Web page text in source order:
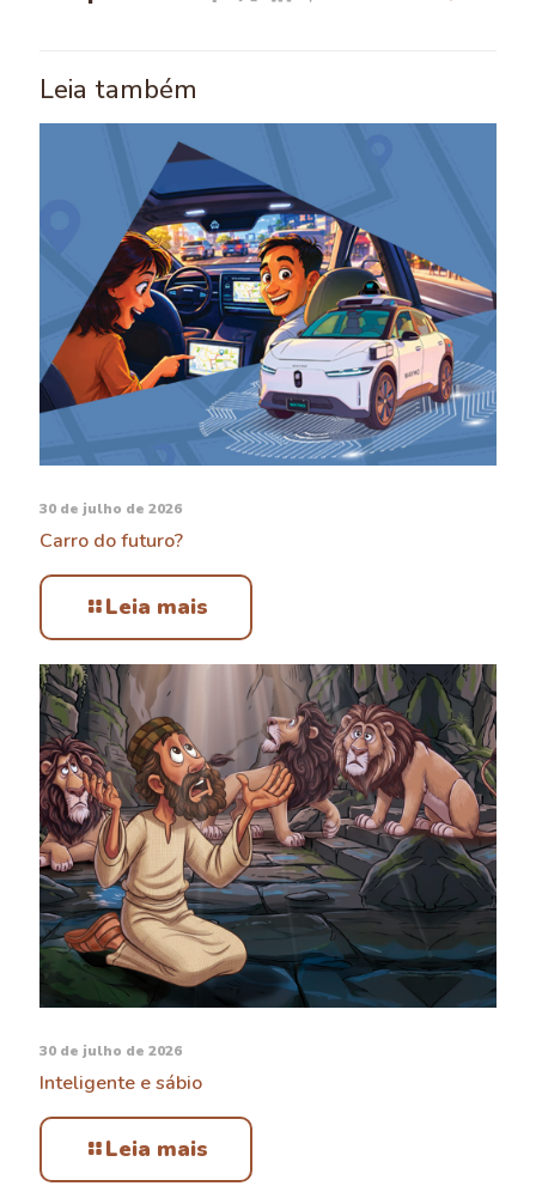
Leia também
30 de julho de 2026
Carro do futuro?
Leia mais
30 de julho de 2026
Inteligente e sábio
Leia mais